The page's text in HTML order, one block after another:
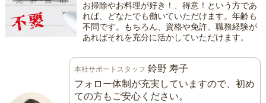
お掃除やお料理が好き！、得意！という方であ
れば、どなたでも働いていただけます。年齢も
不問です。もちろん、資格や免許、職務経験が
あればそれを充分に活かしていただけます。
本社サポートスタッフ 鈴野 寿子
フォロー体制が充実していますので、初め
ての方もご安心ください。